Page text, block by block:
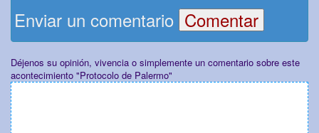
Enviar un comentario
Déjenos su opinión, vivencia o simplemente un comentario sobre este
acontecimiento "Protocolo de Palermo"